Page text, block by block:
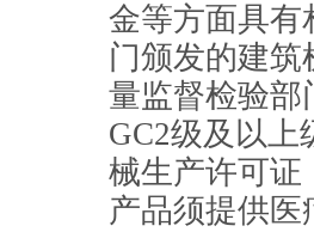
金等方面具有
门颁发的建筑
量监督检验部
GC2级及以上
械生产许可证
产品须提供